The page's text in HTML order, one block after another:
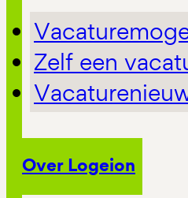
Zelf een
Over Logeion